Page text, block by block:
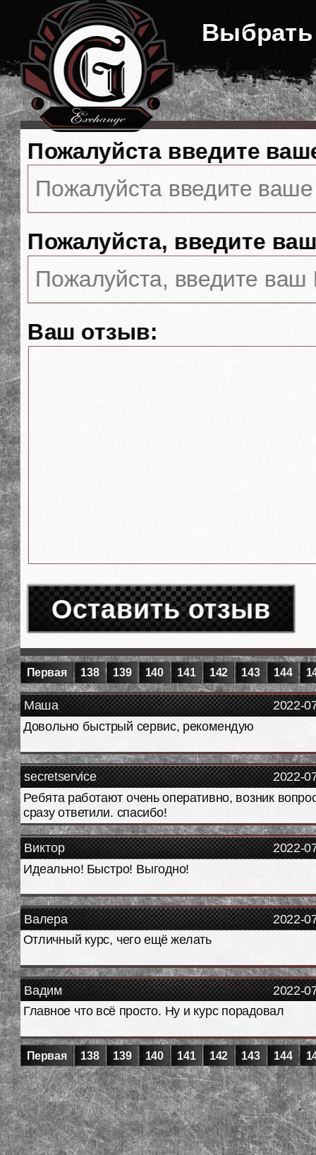
Пожалуйста введите
Пожалуйста, введите
Ваш отзыв:
Оставить отзыв
Первая 138 139 140 141 142 143 144
2022-
Маша
Довольно быстрый сервис, рекомендую
2022-
secretservice
Ребята работают очень оперативно, возник
сразу ответили. спасибо!
2022-
Виктор
Идеально! Быстро! Выгодно!
2022-
Валера
Отличный курс, чего ещё желать
2022-
Вадим
Главное что всё просто. Ну и курс порадовал
Первая 138 139 140 141 142 143 144